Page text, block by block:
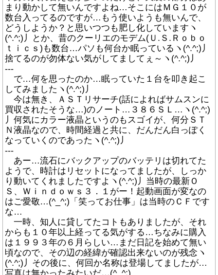
まり動かして無いんですよね…そこにはＭＧ１０が
数台入ってるのですが…もう使いようも無いんで、
どうしようか？と思いつつも肥し化していますヽ
(^.^;)丿とか、昔のクーリエのモデム(Ｕ.Ｓ.Ｒｏｂｏ
ｔｉｃｓ)も数台…パソも何台か眠っているヽ(^.^;)丿
捨てるのが勿体ない気がしてましてぇ～ヽ(^.^;)丿
---
で…何を思ったのか…眠っていた１台を叩き起こ
してみましたヽ(^.^;)丿
今は無き、ＡＳＴリサーチ(話によればサムスンに
買収されたそうな…)のノート…３８６ＳＬ…ヽ(^.^;)
丿何気にカラー液晶というのもスゴイが、何分ＳＴ
Ｎ液晶なので、時間経過と共に、だんだん白っぽく
なっていくのであったヽ(^.^;)丿
---
あー…流石にバックアップのバッテリは切れてた
ようで、時計はリセットになってましたが、しっか
り動いてくれましたですよヽ(^.^;)丿当時の最新Ｏ
Ｓ、Ｗｉｎｄｏｗｓ３．１がー！起動画面が変なの
はご愛敬…(^_^;)「笑ってお仕事」は当時のＣＦです
な…
一時、知人に貸してたコトもありましたが、それ
からも１０年以上経ってる気がする…ちなみに購入
は１９９３年の６月らしい…まだ日記を始めて無い
頃なので、その辺の経緯が確認出来ないのが残念ヽ
(^.^;)丿その後に、何回か名称は登場してましたが…
写真は無かったみたいだ…(^_^;)